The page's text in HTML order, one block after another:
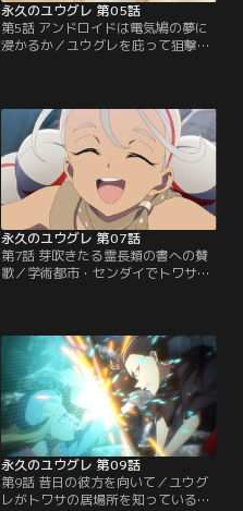
永久のユウグレ 第05話
第5話 アンドロイドは電気鳩の夢に
浸かるか／ユウグレを庇って狙撃さ
なウルスと対峙するカルクラムとフ
ィーデス。跡継ぎ争いによって引き
裂かれた姉弟が出した答えとは！？
一週間後、目を覚ましたアキラ。湯
治にと温泉郷を薦められ、ニュート
ー温泉郷に立ち寄る事に…。【提
供：バンダイチャンネル】
永久のユウグレ 第07話
第7話 芽吹きたる霊長類の書への賛
歌／学術都市・センダイでトワサと
彼女を追跡するヨイヤミとハクボが
網を張っている所を目撃する。ユウ
グレは、アキラ達に迷惑をかけない
ため、一人ヨイヤミとハクボを陽動
する役を買って出る。残されたアキ
ラとアモルは…。【提供：バンダイ
チャンネル】
永久のユウグレ 第09話
第9話 昔日の彼方を向いて／ユウグ
レがトワサの居場所を知っていると